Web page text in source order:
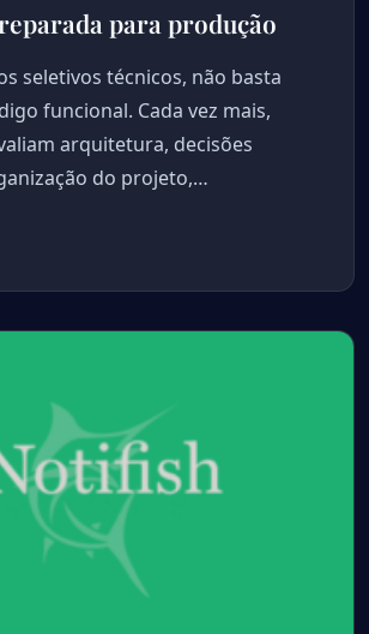
para produção
seletivos técnicos, não basta
funcional. Cada vez mais,
arquitetura, decisões
do projeto,…